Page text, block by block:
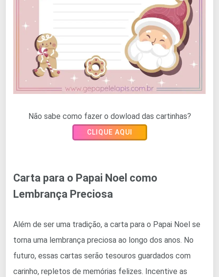
Não sabe como fazer o dowload das cartinhas?
CLIQUE AQUI
Carta para o Papai Noel como
Lembrança Preciosa
Além de ser uma tradição, a carta para o Papai Noel se
torna uma lembrança preciosa ao longo dos anos. No
futuro, essas cartas serão tesouros guardados com
carinho, repletos de memórias felizes. Incentive as